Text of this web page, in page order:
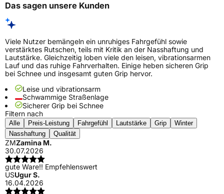
Das sagen unsere Kunden
Viele Nutzer bemängeln ein unruhiges Fahrgefühl sowie
verstärktes Rutschen, teils mit Kritik an der Nasshaftung und
Lautstärke. Gleichzeitig loben viele den leisen, vibrationsarmen
Lauf und das ruhige Fahrverhalten. Einige heben sicheren Grip
bei Schnee und insgesamt guten Grip hervor.
Leise und vibrationsarm
Schwammige Straßenlage
Sicherer Grip bei Schnee
Filtern nach
Alle Preis-Leistung Fahrgefühl Lautstärke Grip
Winter
Nasshaftung
Qualität
ZMZamina M.
30.07.2026
gute Ware!! Empfehlenswert
USUgur S.
16.04.2026